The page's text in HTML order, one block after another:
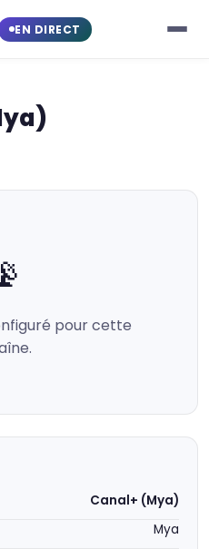
EN DIRECT
pour cette
Canal+ (Mya)
Mya